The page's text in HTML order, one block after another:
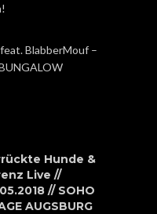
BlabberMouf –
Hunde &
Live //
// SOHO
AUGSBURG